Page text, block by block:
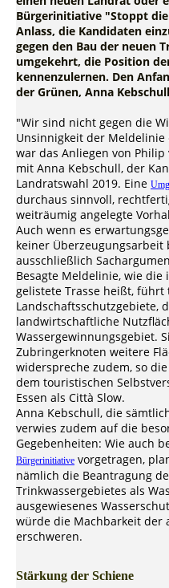
Bürgerinitiative "Stoppt
Anlass, die Kandidaten
gegen den Bau der neuen
umgekehrt, die Position
kennenzulernen. Den
der Grünen, Anna
"Wir sind nicht gegen die
Unsinnigkeit der
war das Anliegen von
mit Anna Kebschull, der
Landratswahl 2019. Eine
durchaus sinnvoll,
weiträumig angelegte
Auch wenn es
keiner Überzeugungsarbeit
ausschließlich
Besagte Meldelinie, wie die
gelistete Trasse heißt, führt
Landschaftsschutzgebiete,
landwirtschaftliche
Wassergewinnungsgebiet.
Zubringerknoten weitere
widerspreche zudem, so
dem touristischen
Essen als Città Slow.
Anna Kebschull, die
verwies zudem auf die
Gegebenheiten: Wie auch
Bürgerinitiative vorgetragen,
nämlich die Beantragung
Trinkwassergebietes als
ausgewiesenes
würde die Machbarkeit der
erschweren.
Stärkung der Schiene